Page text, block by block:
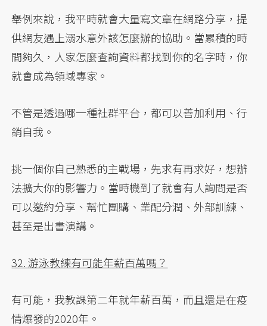
舉例來說，我平時就會大量寫文章在網路分享，提
供網友遇上溺水意外該怎麼辦的協助。當累積的時
間夠久，人家怎麼查詢資料都找到你的名字時，你
就會成為領域專家。
不管是透過哪一種社群平台，都可以善加利用、行
銷自我。
挑一個你自己熟悉的主戰場，先求有再求好，想辦
法擴大你的影響力。當時機到了就會有人詢問是否
可以邀約分享、幫忙團購、業配分潤、外部訓練、
甚至是出書演講。
32. 游泳教練有可能年薪百萬嗎？
有可能，我教課第二年就年薪百萬，而且還是在疫
情爆發的2020年。